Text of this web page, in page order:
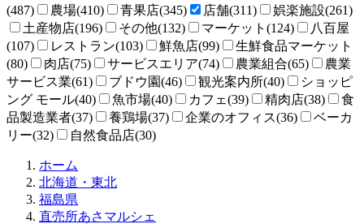
(487)
農場(410) 青果店(345) 店舗(311)
娯楽施設(261)
土産物店(196)
その他(132) マーケット(124)
八百屋
(107)
レストラン(103) 鮮魚店(99)
生鮮食品マーケット
(80)
肉店(75) サービスエリア(74) 農業組合(65)
農業
サービス業(61)
ブドウ園(46) 観光案内所(40)
ショッピ
ング モール(40)
魚市場(40) カフェ(39) 精肉店(38)
食
品製造業者(37)
養鶏場(37) 企業のオフィス(36)
ベーカ
リー(32)
自然食品店(30)
ホーム
売
ね
北海道・東北
福島県
直売所あさマルシェ